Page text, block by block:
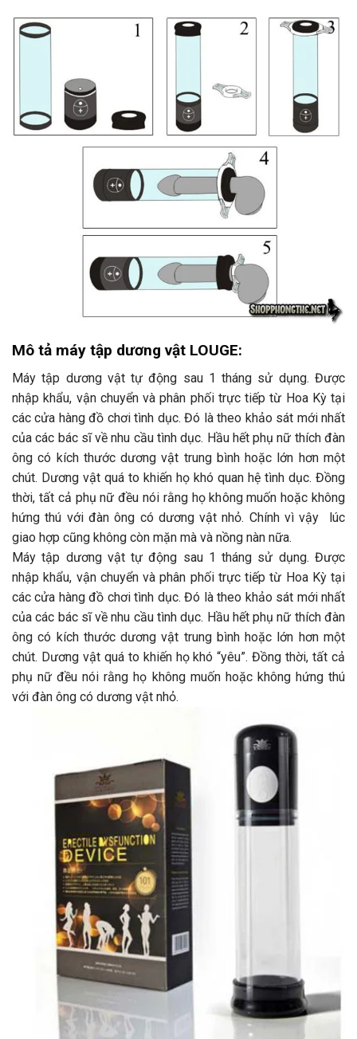
Mô tả máy tập dương vật LOUGE:
Máy tập dương vật tự động sau 1 tháng sử dụng. Được
nhập khẩu, vận chuyển và phân phối trực tiếp từ Hoa Kỳ tại
các cửa hàng đồ chơi tình dục. Đó là theo khảo sát mới nhất
của các bác sĩ về nhu cầu tình dục. Hầu hết phụ nữ thích đàn
ông có kích thước dương vật trung bình hoặc lớn hơn một
chút. Dương vật quá to khiến họ khó quan hệ tình dục. Đồng
thời, tất cả phụ nữ đều nói rằng họ không muốn hoặc không
hứng thú với đàn ông có dương vật nhỏ. Chính vì vậy lúc
giao hợp cũng không còn mặn mà và nồng nàn nữa.
Máy tập dương vật tự động sau 1 tháng sử dụng. Được
nhập khẩu, vận chuyển và phân phối trực tiếp từ Hoa Kỳ tại
các cửa hàng đồ chơi tình dục. Đó là theo khảo sát mới nhất
của các bác sĩ về nhu cầu tình dục. Hầu hết phụ nữ thích đàn
ông có kích thước dương vật trung bình hoặc lớn hơn một
chút. Dương vật quá to khiến họ khó “yêu”. Đồng thời, tất cả
phụ nữ đều nói rằng họ không muốn hoặc không hứng thú
với đàn ông có dương vật nhỏ.